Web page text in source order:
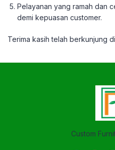
Pelayanan yang ramah dan
demi kepuasan customer.
Terima kasih telah berkunjung di
Custom